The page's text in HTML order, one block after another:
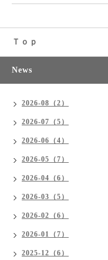
Ｔｏｐ
News
2026-08（2）
2026-07（5）
2026-06（4）
2026-05（7）
2026-04（6）
2026-03（5）
2026-02（6）
2026-01（7）
2025-12（6）